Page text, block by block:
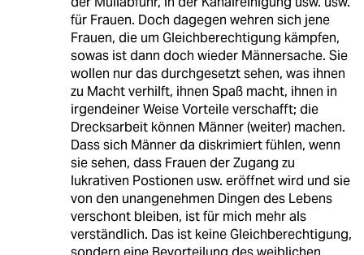
für Frauen. Doch dagegen wehren sich jene
Frauen, die um Gleichberechtigung kämpfen,
sowas ist dann doch wieder Männersache. Sie
wollen nur das durchgesetzt sehen, was ihnen
zu Macht verhilft, ihnen Spaß macht, ihnen in
irgendeiner Weise Vorteile verschafft; die
Drecksarbeit können Männer (weiter) machen.
Dass sich Männer da diskrimiert fühlen, wenn
sie sehen, dass Frauen der Zugang zu
lukrativen Postionen usw. eröffnet wird und sie
von den unangenehmen Dingen des Lebens
verschont bleiben, ist für mich mehr als
verständlich. Das ist keine Gleichberechtigung,